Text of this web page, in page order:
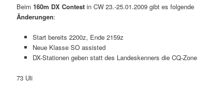
Beim160m DX Contest in CW 23.-25.01.2009 gibt es folgende
Änderungen:
Start bereits 2200z, Ende 2159z
Neue Klasse SO assisted
DX-Stationen geben statt des Landeskenners die CQ-Zone
73 Uli